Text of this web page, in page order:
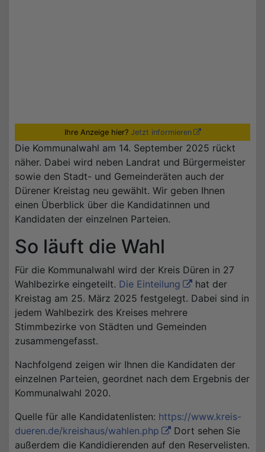
Ihre Anzeige hier? Jetzt informieren
Die Kommunalwahl am 14. September 2025 rückt
näher. Dabei wird neben Landrat und Bürgermeister
sowie den Stadt- und Gemeinderäten auch der
Dürener Kreistag neu gewählt. Wir geben Ihnen
einen Überblick über die Kandidatinnen und
Kandidaten der einzelnen Parteien.
So läuft die Wahl
Für die Kommunalwahl wird der Kreis Düren in 27
Wahlbezirke eingeteilt. Die Einteilung
hat der
Kreistag am 25. März 2025 festgelegt. Dabei sind in
jedem Wahlbezirk des Kreises mehrere
Stimmbezirke von Städten und Gemeinden
zusammengefasst.
Nachfolgend zeigen wir Ihnen die Kandidaten der
einzelnen Parteien, geordnet nach dem Ergebnis der
Kommunalwahl 2020.
Quelle für alle Kandidatenlisten: https://www.kreis-
dueren.de/kreishaus/wahlen.php
Dort sehen Sie
außerdem die Kandidierenden auf den Reservelisten.